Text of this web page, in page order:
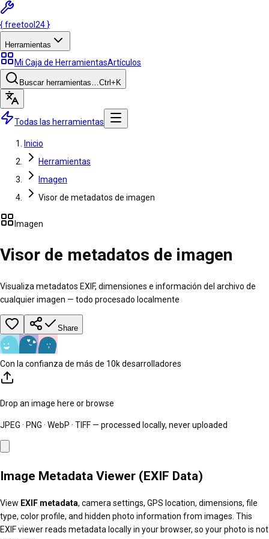
{freetool 24 }
Herramientas
Mi Caja de HerramientasArtículos
Buscar herramientas…Ctrl +K
Todas las herramientas
Inicio
Herramientas
Imagen
Visor de metadatos de imagen
Imagen
Visor de metadatos de imagen
Visualiza metadatos EXIF, dimensiones e información del archivo de
cualquier imagen — todo procesado localmente
Share
Con la confianza de más de 10k desarrolladores
Drop an image here orbrowse
JPEG · PNG · WebP · TIFF — processed locally, never uploaded
Image Metadata Viewer (EXIF Data)
View EXIF metadata, camera settings, GPS location, dimensions, file
type, color profile, and hidden photo information from images. This
EXIF viewer reads metadata locally in your browser, so your photo is not